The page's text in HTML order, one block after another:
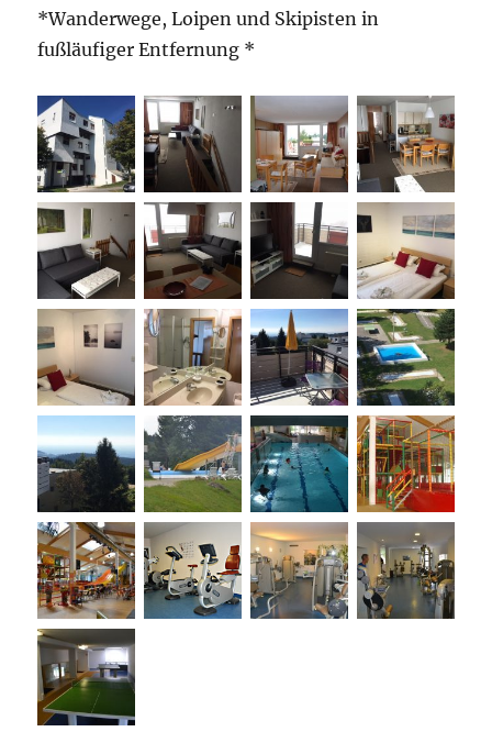
*Wanderwege, Loipen und Skipisten in
fußläufiger Entfernung *